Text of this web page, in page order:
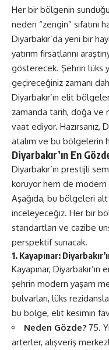
Her bir bölgenin
neden “zengin”
Diyarbakır’da yeni bir
yatırım fırsatlarını
gösterecek. Şehrin lüks
geçireceğiniz zamanı
Diyarbakır’ın elit
zamanda tarih, doğa ve
vaat ediyor. Hazırsanız,
atalım ve bu bölgelerin
Diyarbakır’ın En
Diyarbakır’ın prestijli
koruyor hem de modern
Aşağıda, bu bölgeleri
inceleyeceğiz. Her bir
standartları ve cazibe
perspektif sunacak.
1. Kayapınar:
Kayapınar,
şehrin modern yaşam
bulvarları, lüks
bu bölge, elit kesimin
Neden Gözde? 75.
arterler, alışveriş